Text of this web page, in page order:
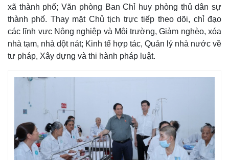
xã thành phố; Văn phòng Ban Chỉ huy phòng thủ dân sự
thành phố. Thay mặt Chủ tịch trực tiếp theo dõi, chỉ đạo
các lĩnh vực Nông nghiệp và Môi trường, Giảm nghèo, xóa
nhà tạm, nhà dột nát; Kinh tế hợp tác, Quản lý nhà nước về
tư pháp, Xây dựng và thi hành pháp luật.